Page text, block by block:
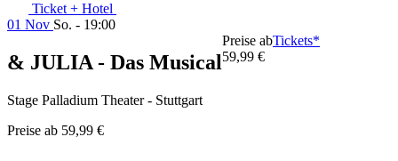
Ticket + Hotel
01 Nov So. - 19:00
& JULIA - Das Musical
Stage Palladium Theater - Stuttgart
Preise ab 59,99 €
Preise ab
59,99 €
Tickets*